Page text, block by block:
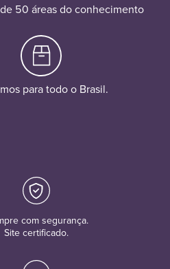
50 áreas do conhecimento
para todo o Brasil.
com segurança.
Site certificado.